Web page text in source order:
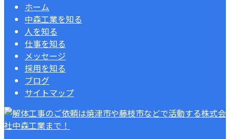
ホーム
中森工業を知る
人を知る
仕事を知る
メッセージ
採用を知る
ブログ
サイトマップ